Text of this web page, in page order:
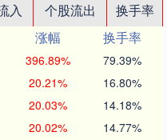
入 个股流出
换手率
涨幅
换手率
396.89% 79.39%
20.21% 16.80%
20.03% 14.18%
20.02% 14.77%